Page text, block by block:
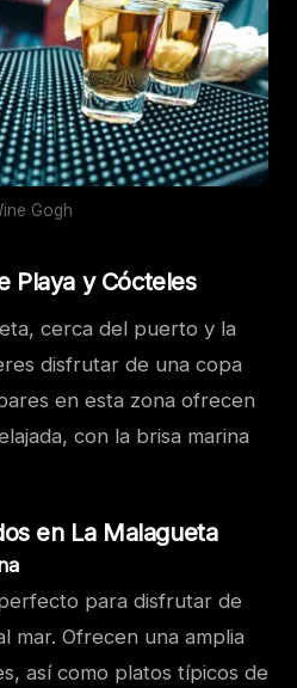
Gogh
Playa y Cócteles
cerca del puerto y la
disfrutar de una copa
en esta zona ofrecen
con la brisa marina
en La Malagueta
para disfrutar de
mar. Ofrecen una amplia
así como platos típicos de